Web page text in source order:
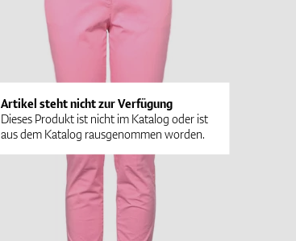
Artikel steht nicht zur Verfügung
Dieses Produkt ist nicht im Katalog oder ist
aus dem Katalog rausgenommen worden.